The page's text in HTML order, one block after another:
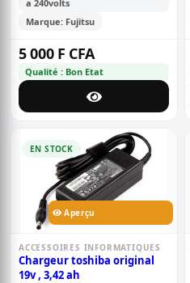
a 240volts
Marque: Fujitsu
5 000 F CFA
Qualité : Bon Etat
EN STOCK
Aperçu
ACCESSOIRES INFORMATIQUES
Chargeur toshiba original
19v , 3,42 ah